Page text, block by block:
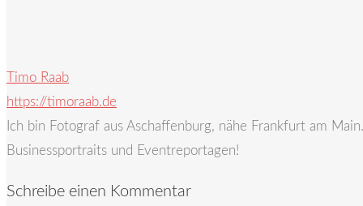
Timo Raab
https://timoraab.de
Ich bin Fotograf aus Aschaffenburg, nähe Frankfurt am
Businessportraits und Eventreportagen!
Schreibe einen Kommentar